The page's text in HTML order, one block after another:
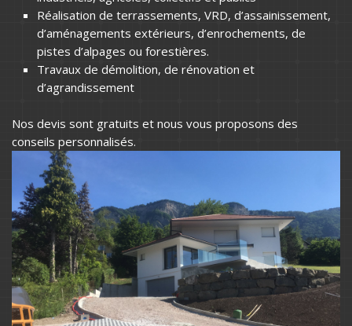
Réalisation de terrassements, VRD, d’assainissement,
d’aménagements extérieurs, d’enrochements, de
pistes d’alpages ou forestières.
Travaux de démolition, de rénovation et
d’agrandissement
Nos devis sont gratuits et nous vous proposons des
conseils personnalisés.